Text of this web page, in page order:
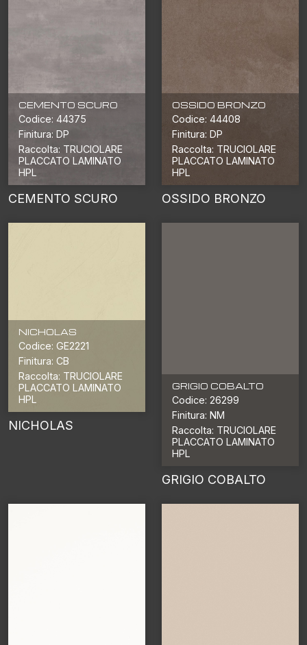
CEMENTO SCURO
Codice: 44375
Finitura: DP
Raccolta: TRUCIOLARE
PLACCATO LAMINATO
HPL
CEMENTO SCURO
OSSIDO BRONZO
Codice: 44408
Finitura: DP
Raccolta: TRUCIOLARE
PLACCATO LAMINATO
HPL
OSSIDO BRONZO
NICHOLAS
Codice: GE2221
Finitura: CB
Raccolta: TRUCIOLARE
PLACCATO LAMINATO
HPL
NICHOLAS
GRIGIO COBALTO
Codice: 26299
Finitura: NM
Raccolta: TRUCIOLARE
PLACCATO LAMINATO
HPL
GRIGIO COBALTO